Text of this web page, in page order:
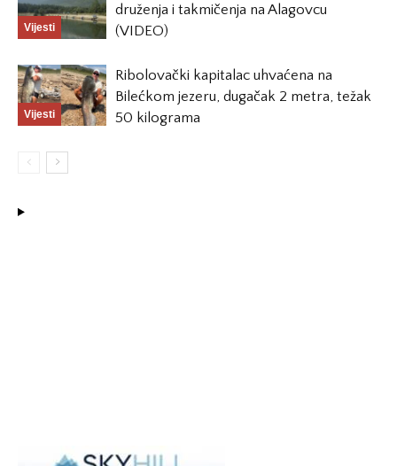
Vijesti
druženja i takmičenja na Alagovcu
(VIDEO)
Vijesti
Ribolovački kapitalac uhvaćena na
Bilećkom jezeru, dugačak 2 metra, težak
50 kilograma